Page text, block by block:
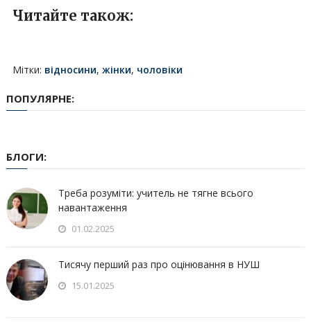
Читайте також:
Мітки: відносини, жінки, чоловіки
ПОПУЛЯРНЕ:
БЛОГИ:
Треба розуміти: учитель не тягне всього
навантаження
01.02.2025
Тисячу перший раз про оцінювання в НУШ
15.01.2025